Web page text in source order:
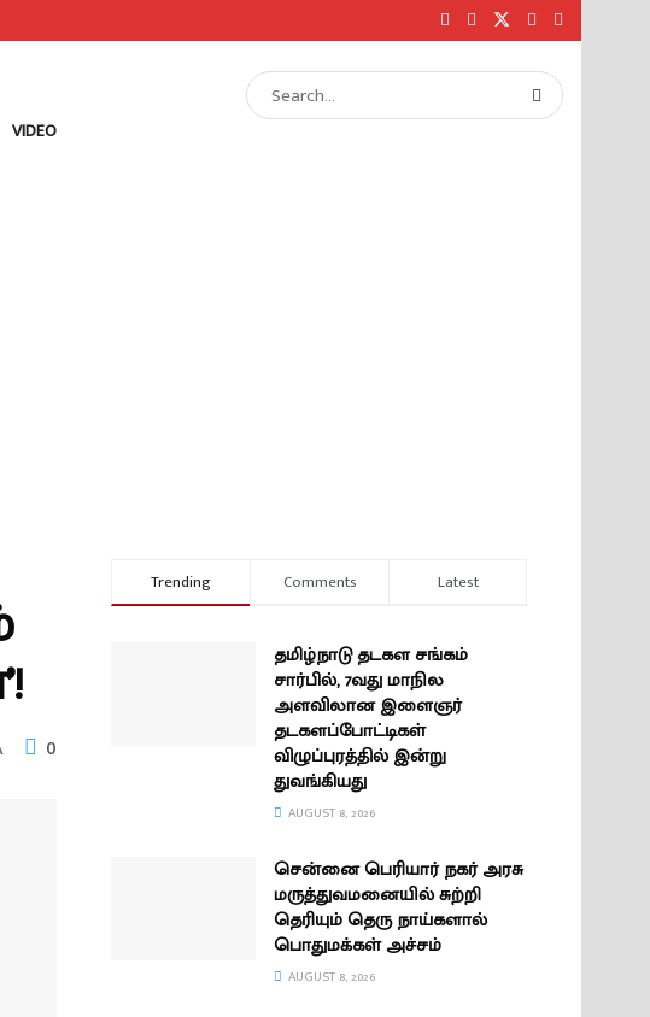
VIDEO
0
Trending Comments Latest
தமிழ்நாடு தடகள சங்கம்
சார்பில், 7வது மாநில
அளவிலான இளைஞர்
தடகளப்போட்டிகள்
விழுப்புரத்தில் இன்று
துவங்கியது
AUGUST 8, 2026
சென்னை பெரியார் நகர் அரசு
மருத்துவமனையில் சுற்றி
தெரியும் தெரு நாய்களால்
பொதுமக்கள் அச்சம்
AUGUST 8, 2026